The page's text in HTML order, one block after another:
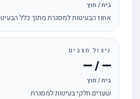
בית / חוץ
אחוז הבעיטות למסגרת מתוך כלל הבעיטות
ניצול מצבים
— / —
בית / חוץ
שערים חלקי בעיטות למסגרת